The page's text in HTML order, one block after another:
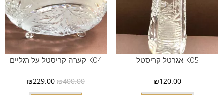
K05 אגרטל קריסטל
₪120.00
K04 קערה קריסטל על רגליים
₪400.00
₪229.00